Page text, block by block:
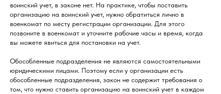
воинский учет, в законе нет. На практике, чтобы поставить
организацию на воинский учет, нужно обратиться лично в
военкомат по месту регистрации организации. Для этого
позвоните в военкомат и уточните рабочие часы и время, когда
вы можете явиться для постановки на учет.
Обособленные подразделения не являются самостоятельными
юридическими лицами. Поэтому если у организации есть
обособленные подразделения, закон не содержит требования о
том, что нужно ставить организацию на воинский учет в каждом